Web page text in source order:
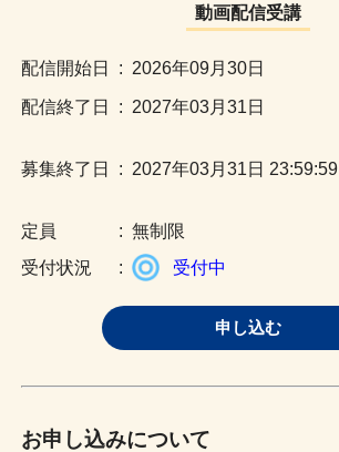
動画配信受講
: 2026年09月30日
: 2027年03月31日
: 2027年03月31日 23:59:59
: 無制限
:
受付中
申し込む
お申し込みについて